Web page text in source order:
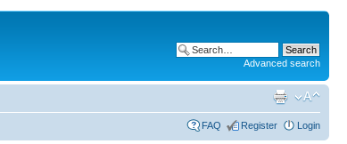
Advanced search
FAQ Register Login